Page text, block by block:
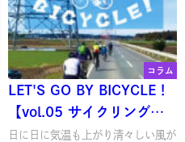
コラム
LET'S GO BY BICYCLE！
【vol.05 サイクリング季
節がやってきた♪「基本の
日に日に気温も上がり清々しい風が